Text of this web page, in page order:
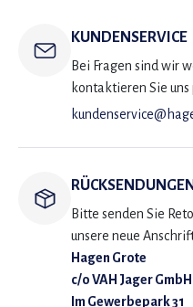
KUNDENSERVICE
Bei Fragen sind wir
kontaktieren Sie
Bitte senden Sie
unsere neue
Hagen Grote
c/o VAH Jager GmbH
Im Gewerbepark 31